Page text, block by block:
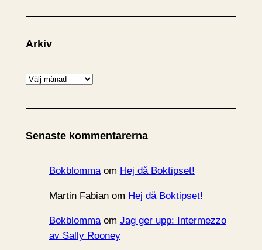
Arkiv
A
k
v
Senaste kommentarerna
Bokblommaom Hej då Boktipset!
Martin Fabianom Hej då Boktipset!
Bokblommaom Jag ger upp: Intermezzo
av Sally Rooney